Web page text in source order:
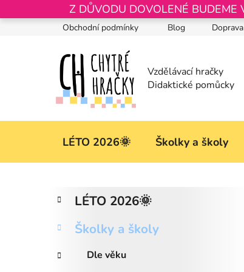
na
Z DŮVODU DOVOLENÉ BUDEME
Obchodní podmínky Blog
LÉTO 2026🌞 Školky a školy
P
s
r
Přeskočit
kategorie
K
a
e
o
LÉTO 2026🌞
Školky a školy
Dle věku